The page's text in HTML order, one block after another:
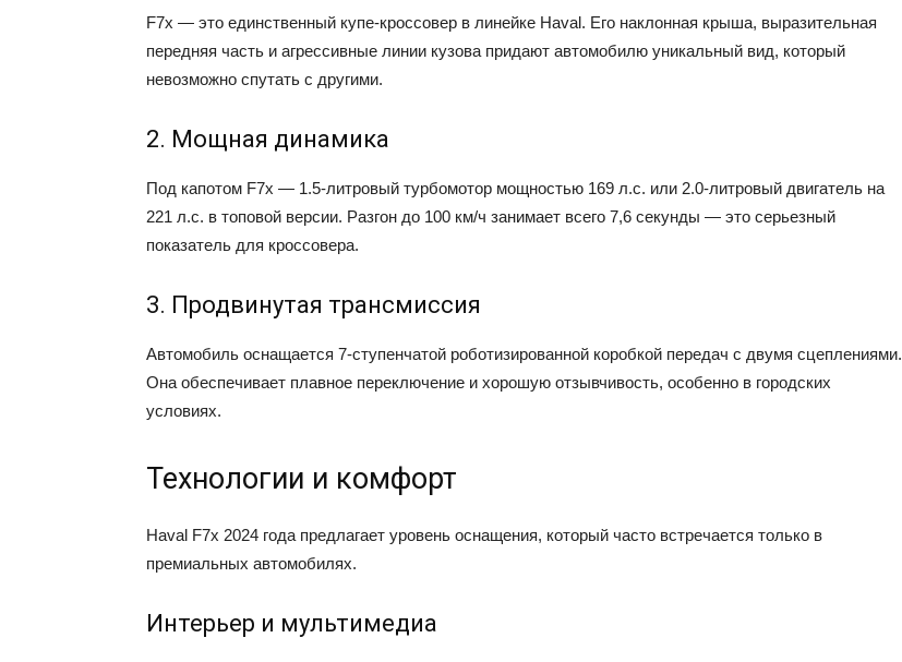
F7x — это единственный купе-кроссовер в линейке Haval. Его наклонная крыша, выразительная
передняя часть и агрессивные линии кузова придают автомобилю уникальный вид, который
невозможно спутать с другими.
2. Мощная динамика
Под капотом F7x — 1.5-литровый турбомотор мощностью 169 л.с. или 2.0-литровый двигатель на
221 л.с. в топовой версии. Разгон до 100 км/ч занимает всего 7,6 секунды — это серьезный
показатель для кроссовера.
3. Продвинутая трансмиссия
Автомобиль оснащается 7-ступенчатой роботизированной коробкой передач с двумя сцеплениями.
Она обеспечивает плавное переключение и хорошую отзывчивость, особенно в городских
условиях.
Технологии и комфорт
Haval F7x 2024 года предлагает уровень оснащения, который часто встречается только в
премиальных автомобилях.
Интерьер и мультимедиа